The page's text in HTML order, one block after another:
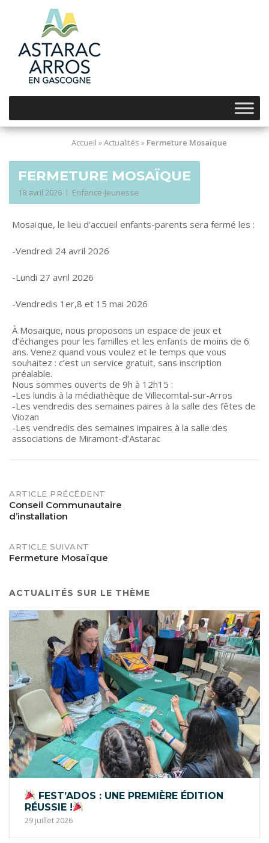
Accueil »Actualités » Fermeture Mosaïque
FERMETURE MOSAÏQUE
18 avril 2026 Enfance-Jeunesse
Mosaïque, le lieu d’accueil enfants-parents sera fermé les :
-Vendredi 24 avril 2026
-Lundi 27 avril 2026
-Vendredis 1er,8 et 15 mai 2026
À Mosaïque, nous proposons un espace de jeux et
d’échanges pour les familles et les enfants de moins de 6
ans. Venez quand vous voulez et le temps que vous
souhaitez : c’est un service gratuit, sans inscription
préalable.
Nous sommes ouverts de 9h à 12h15 :
-Les lundis à la médiathèque de Villecomtal-sur-Arros
-Les vendredis des semaines paires à la salle des fêtes de
Viozan
-Les vendredis des semaines impaires à la salle des
associations de Miramont-d’Astarac
POST
NAVIGATION
ARTICLE PRÉCÉDENT
Conseil Communautaire
d’installation
ARTICLE SUIVANT
Fermeture Mosaïque
ACTUALITÉS SUR LE THÈME
FEST’ADOS : UNE PREMIÈRE ÉDITION
RÉUSSIE !
29 juillet 2026